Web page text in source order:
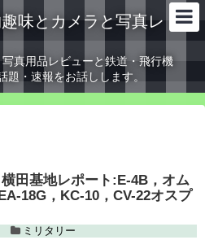
味とカメラと写真レ
真用品レビューと鉄道・飛行機
・速報をお話しします。
田基地レポート:E-4B，オム
18G，KC-10，CV-22オスプ
ミリタリー